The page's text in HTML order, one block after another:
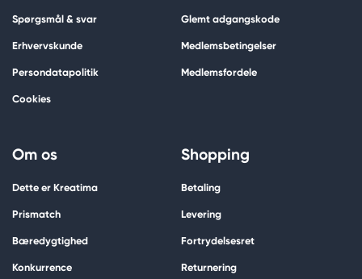
Spørgsmål & svar
Erhvervskunde
Persondatapolitik
Cookies
Glemt adgangskode
Medlemsbetingelser
Medlemsfordele
Om os
Dette er Kreatima
Prismatch
Bæredygtighed
Konkurrence
Shopping
Betaling
Levering
Fortrydelsesret
Returnering